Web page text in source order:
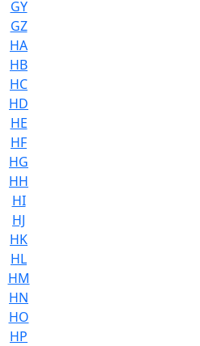
GY
GZ
HA
HB
HC
HD
HE
HF
HG
HH
HI
HJ
HK
HL
HM
HN
HO
HP